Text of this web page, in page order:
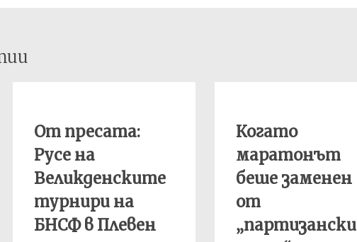
От пресата:
Русе на
Великденските
турнири на
БНСФ в Плевен
Когато
маратонът
беше заменен
от
„партизански